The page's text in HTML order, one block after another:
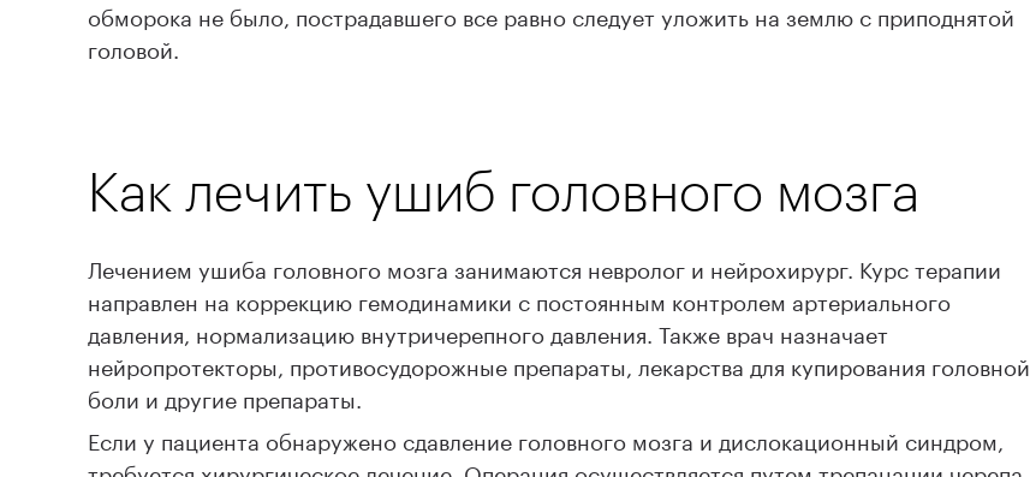
обморока не было, пострадавшего все равно следует уложить на землю с приподнятой
головой.
Как лечить ушиб головного мозга
Лечением ушиба головного мозга занимаются невролог и нейрохирург. Курс терапии
направлен на коррекцию гемодинамики с постоянным контролем артериального
давления, нормализацию внутричерепного давления. Также врач назначает
нейропротекторы, противосудорожные препараты, лекарства для купирования головной
боли и другие препараты.
Если у пациента обнаружено сдавление головного мозга и дислокационный синдром,